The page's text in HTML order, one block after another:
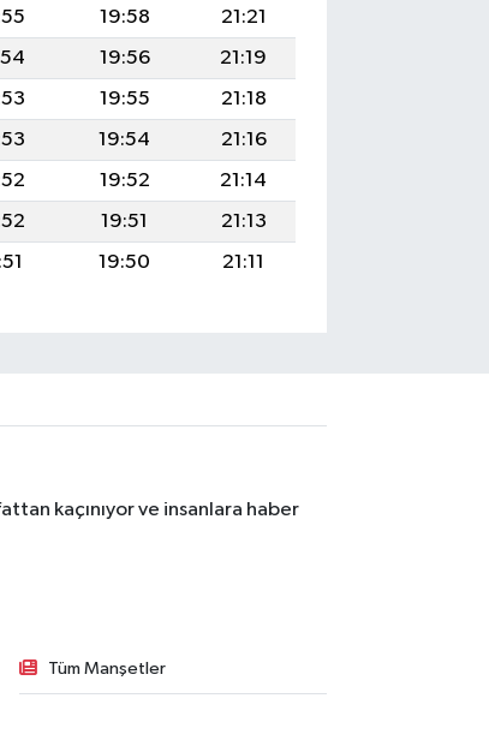
19:58
21:21
19:56
21:19
19:55
21:18
19:54
21:16
19:52
21:14
19:51
21:13
19:50 21:11
kaçınıyor ve insanlara haber
Tüm Manşetler